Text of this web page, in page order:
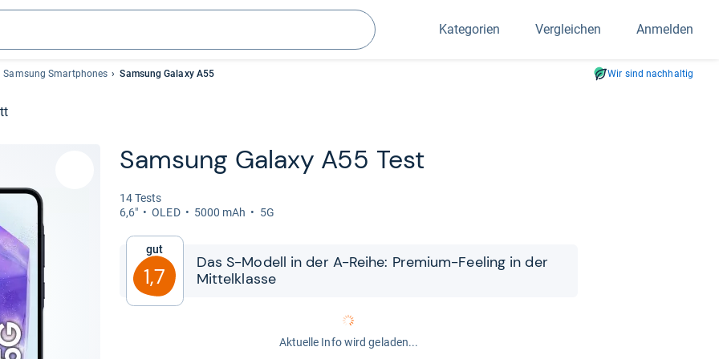
Suchen
Kategorien Vergleichen Anmelden
Samsung Smartphones Samsung Galaxy A55 Wir sind nachhaltig
Sam­sung Galaxy A55 Test
14 Tests
6,6"
OLED 5000 mAh 5G
Gut
1,7
Das S-​​Modell in der A-​​Reihe: Pre­mium-​​Fee­ling in der
Mit­tel­klasse
Aktuelle Info wird geladen...